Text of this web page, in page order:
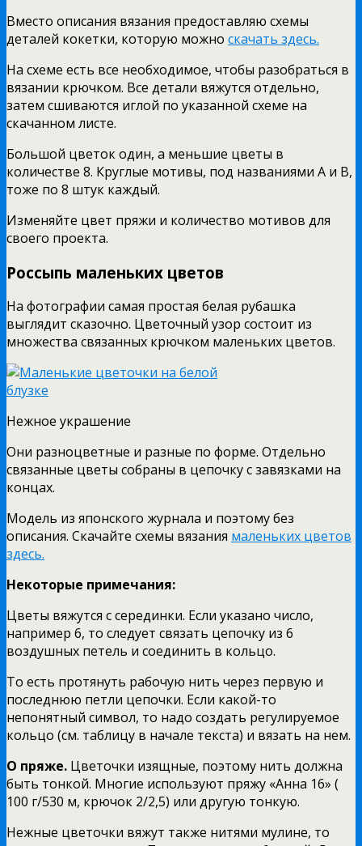
Вместо описания вязания предоставляю схемы
деталей кокетки, которую можно скачать здесь.
На схеме есть все необходимое, чтобы разобраться в
вязании крючком. Все детали вяжутся отдельно,
затем сшиваются иглой по указанной схеме на
скачанном листе.
Большой цветок один, а меньшие цветы в
количестве 8. Круглые мотивы, под названиями А и В,
тоже по 8 штук каждый.
Изменяйте цвет пряжи и количество мотивов для
своего проекта.
Россыпь маленьких цветов
На фотографии самая простая белая рубашка
выглядит сказочно. Цветочный узор состоит из
множества связанных крючком маленьких цветов.
Нежное украшение
Они разноцветные и разные по форме. Отдельно
связанные цветы собраны в цепочку с завязками на
концах.
Модель из японского журнала и поэтому без
описания. Скачайте схемы вязания маленьких цветов
здесь.
Некоторые примечания:
Цветы вяжутся с серединки. Если указано число,
например 6, то следует связать цепочку из 6
воздушных петель и соединить в кольцо.
То есть протянуть рабочую нить через первую и
последнюю петли цепочки. Если какой-то
непонятный символ, то надо создать регулируемое
кольцо (см. таблицу в начале текста) и вязать на нем.
О пряже. Цветочки изящные, поэтому нить должна
быть тонкой. Многие используют пряжу «Анна 16» (
100 г/530 м, крючок 2/2,5) или другую тонкую.
Нежные цветочки вяжут также нитями мулине, то